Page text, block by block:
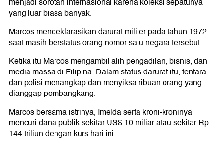
menjadi sorotan internasional karena koleksi sepatunya
yang luar biasa banyak.
Marcos mendeklarasikan darurat militer pada tahun 1972
saat masih berstatus orang nomor satu negara tersebut.
Ketika itu Marcos mengambil alih pengadilan, bisnis, dan
media massa di Filipina. Dalam status darurat itu, tentara
dan polisi menangkap dan menyiksa ribuan orang yang
dianggap pembangkang.
Marcos bersama istrinya, Imelda serta kroni-kroninya
mencuri dana publik sekitar US$ 10 miliar atau sekitar Rp
144 triliun dengan kurs hari ini.